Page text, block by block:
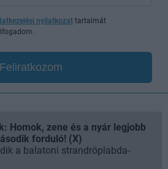
nyilatkozat tartalmát
Feliratkozom
Homok, zene és a nyár legjobb
forduló! (X)
a balatoni strandröplabda-